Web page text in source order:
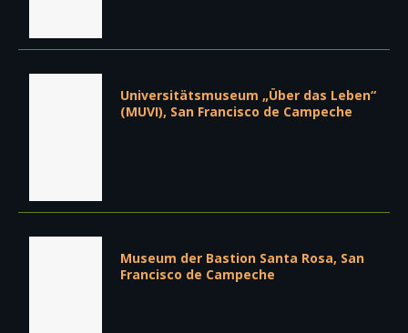
Universitätsmuseum „Über das Leben“
(MUVI), San Francisco de Campeche
Museum der Bastion Santa Rosa, San
Francisco de Campeche